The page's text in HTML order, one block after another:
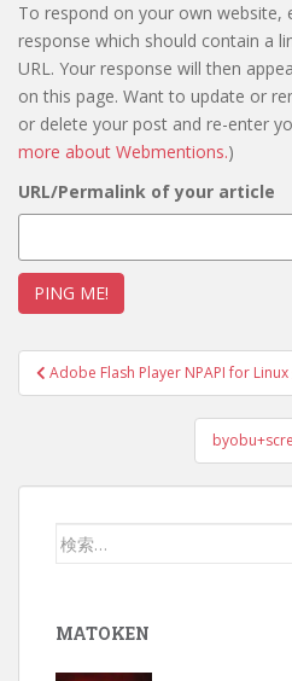
To respond on your own website,
response which should contain a
URL. Your response will then
on this page. Want to update or
or delete your post and re-enter
more about Webmentions.)
URL/Permalink of your article
投
稿
ゲ
Adobe Flash Player NPAPI for Linux
検
MATOKEN